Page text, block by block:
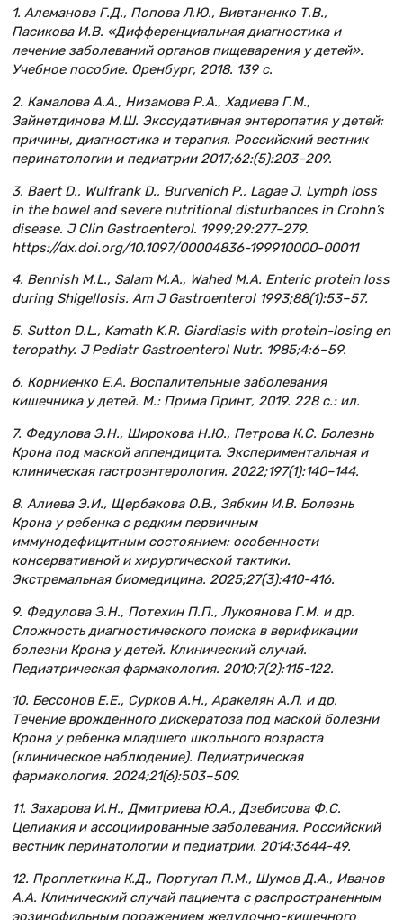
1. Алеманова Г.Д., Попова Л.Ю., Вивтаненко Т.В.,
Пасикова И.В. «Дифференциальная диагностика и
лечение заболеваний органов пищеварения у детей».
Учебное пособие. Оренбург, 2018. 139 с.
2. Камалова А.А., Низамова Р.А., Хадиева Г.М.,
Зайнетдинова М.Ш. Экссудативная энтеропатия у детей:
причины, диагностика и терапия. Российский вестник
перинатологии и педиатрии 2017;62:(5):203–209.
3. Baert D., Wulfrank D., Burvenich P., Lagae J. Lymph loss
in the bowel and severe nutritional disturbances in Crohn’s
disease. J Clin Gastroenterol. 1999;29:277–279.
https://dx.doi.org/10.1097/00004836-199910000-00011
4. Bennish M.L., Salam M.A., Wahed M.A. Enteric protein loss
during Shigellosis. Am J Gastroenterol 1993;88(1):53–57.
5. Sutton D.L., Kamath K.R. Giardiasis with protein-losing en
teropathy. J Pediatr Gastroenterol Nutr. 1985;4:6–59.
6. Корниенко Е.А. Воспалительные заболевания
кишечника у детей. М.: Прима Принт, 2019. 228 с.: ил.
7. Федулова Э.Н., Широкова Н.Ю., Петрова К.С. Болезнь
Крона под маской аппендицита. Экспериментальная и
клиническая гастроэнтерология. 2022;197(1):140–144.
8. Алиева Э.И., Щербакова О.В., Зябкин И.В. Болезнь
Крона у ребенка с редким первичным
иммунодефицитным состоянием: особенности
консервативной и хирургической тактики.
Экстремальная биомедицина. 2025;27(3):410-416.
9. Федулова Э.Н., Потехин П.П., Лукоянова Г.М. и др.
Сложность диагностического поиска в верификации
болезни Крона у детей. Клинический случай.
Педиатрическая фармакология. 2010;7(2):115-122.
10. Бессонов Е.Е., Сурков А.Н., Аракелян А.Л. и др.
Течение врожденного дискератоза под маской болезни
Крона у ребенка младшего школьного возраста
(клиническое наблюдение). Педиатрическая
фармакология. 2024;21(6):503–509.
11. Захарова И.Н., Дмитриева Ю.А., Дзебисова Ф.С.
Целиакия и ассоциированные заболевания. Российский
вестник перинатологии и педиатрии. 2014;3644-49.
12. Проплеткина К.Д., Португал П.М., Шумов Д.А., Иванов
А.А. Клинический случай пациента с распространенным
эозинофильным поражением желудочно-кишечного